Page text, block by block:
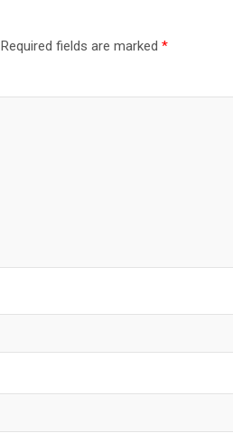
Required fields are marked *